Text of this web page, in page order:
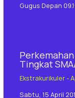
Gugus Depan
Tingkat
Ekstrakurikuler-
Sabtu, 15 April